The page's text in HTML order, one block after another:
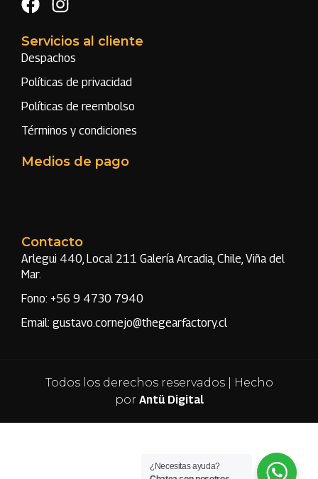
Servicios al cliente
Despachos
Políticas de privacidad
Políticas de reembolso
Términos y condiciones
Medios de pago
Contacto
Arlegui 440, Local 211 Galería Arcadia, Chile, Viña del
Mar.
Fono: +56 9 4730 7940
Email: gustavo.cornejo@thegearfactory.cl
Todos los derechos reservados | Hecho
por Antü Digital
¿Necesitas ayuda?